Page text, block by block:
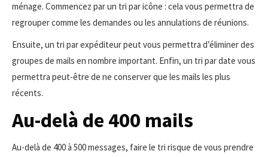
ménage. Commencez par un tri par icône : cela vous permettra de
regrouper comme les demandes ou les annulations de réunions.
Ensuite, un tri par expéditeur peut vous permettra d’éliminer des
groupes de mails en nombre important. Enfin, un tri par date vous
permettra peut-être de ne conserver que les mails les plus
récents.
Au-delà de 400 mails
Au-delà de 400 à 500 messages, faire le tri risque de vous prendre